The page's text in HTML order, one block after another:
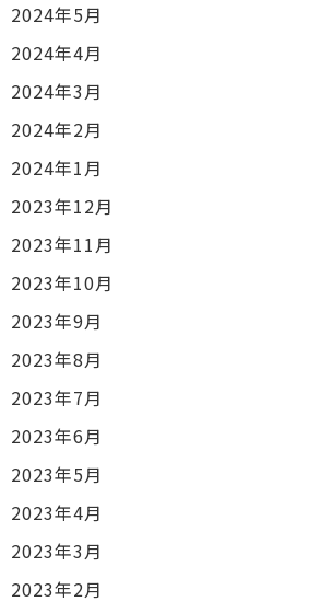
2024年5月
2024年4月
2024年3月
2024年2月
2024年1月
2023年12月
2023年11月
2023年10月
2023年9月
2023年8月
2023年7月
2023年6月
2023年5月
2023年4月
2023年3月
2023年2月